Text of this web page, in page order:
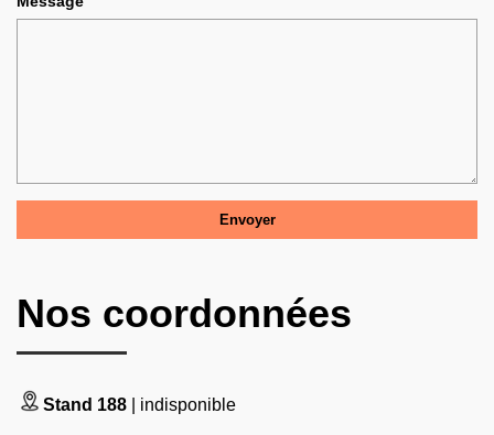
Nos coordonnées
Stand 188 | indisponible